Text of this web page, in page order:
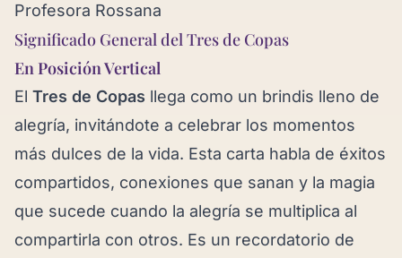
Profesora Rossana
Significado General del Tres de Copas
En Posición Vertical
El Tres de Copas llega como un brindis lleno de
alegría, invitándote a celebrar los momentos
más dulces de la vida. Esta carta habla de éxitos
compartidos, conexiones que sanan y la magia
que sucede cuando la alegría se multiplica al
compartirla con otros. Es un recordatorio de